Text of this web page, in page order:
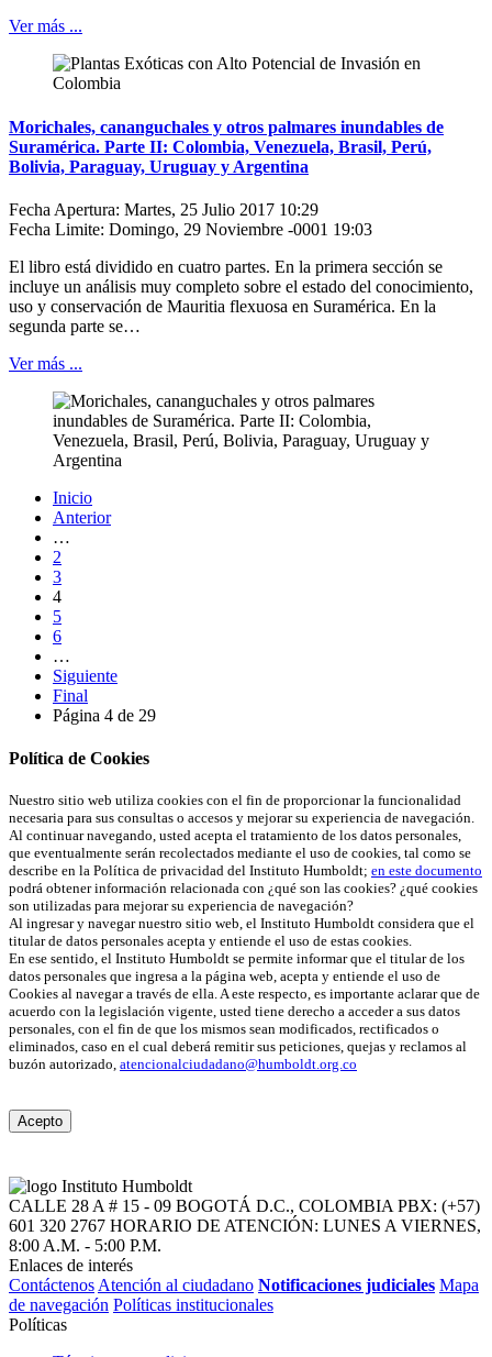
Ver más ...
Morichales, cananguchales y otros palmares inundables de
Suramérica. Parte II: Colombia, Venezuela, Brasil, Perú,
Bolivia, Paraguay, Uruguay y Argentina
Fecha Apertura: Martes, 25 Julio 2017 10:29
Fecha Limite: Domingo, 29 Noviembre -0001 19:03
El libro está dividido en cuatro partes. En la primera sección se
incluye un análisis muy completo sobre el estado del conocimiento,
uso y conservación de Mauritia flexuosa en Suramérica. En la
segunda parte se…
Ver más ...
Inicio
Anterior
…
2
3
4
5
6
…
Siguiente
Final
Página 4 de 29
Política de Cookies
Nuestro sitio web utiliza cookies con el fin de proporcionar la funcionalidad
necesaria para sus consultas o accesos y mejorar su experiencia de navegación.
Al continuar navegando, usted acepta el tratamiento de los datos personales,
que eventualmente serán recolectados mediante el uso de cookies, tal como se
describe en la Política de privacidad del Instituto Humboldt; en este documento
podrá obtener información relacionada con ¿qué son las cookies? ¿qué cookies
son utilizadas para mejorar su experiencia de navegación?
Al ingresar y navegar nuestro sitio web, el Instituto Humboldt considera que el
titular de datos personales acepta y entiende el uso de estas cookies.
En ese sentido, el Instituto Humboldt se permite informar que el titular de los
datos personales que ingresa a la página web, acepta y entiende el uso de
Cookies al navegar a través de ella. A este respecto, es importante aclarar que de
acuerdo con la legislación vigente, usted tiene derecho a acceder a sus datos
personales, con el fin de que los mismos sean modificados, rectificados o
eliminados, caso en el cual deberá remitir sus peticiones, quejas y reclamos al
buzón autorizado, atencionalciudadano@humboldt.org.co
Acepto
CALLE 28 A # 15 - 09 BOGOTÁ D.C., COLOMBIA PBX: (+57)
601 320 2767 HORARIO DE ATENCIÓN: LUNES A VIERNES,
8:00 A.M. - 5:00 P.M.
Enlaces de interés
ContáctenosAtención al ciudadano Notificaciones judiciales Mapa
de navegación Políticas institucionales
Políticas